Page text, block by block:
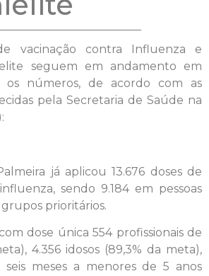
vacinação contra Influenza e
seguem em andamento em
os números, de acordo com as
pela Secretaria de Saúde na
já aplicou 13.676 doses de
sendo 9.184 em pessoas
prioritários.
dose única 554 profissionais de
4.356 idosos (89,3% da meta),
seis meses a menores de 5 anos